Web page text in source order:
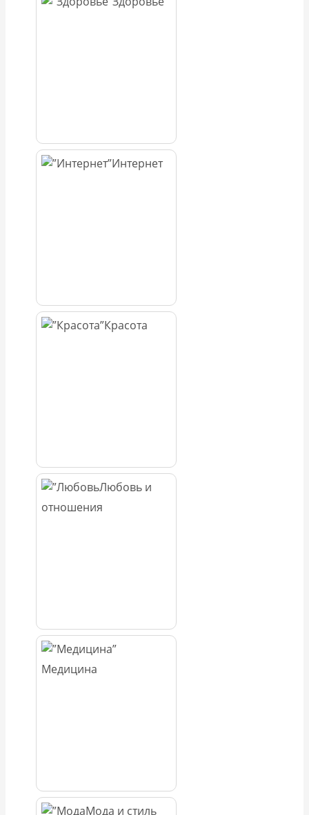
Интернет
Красота
Любовь и
отношения
Медицина
Мода и стиль